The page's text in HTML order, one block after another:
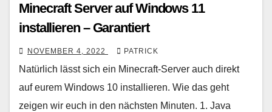
Minecraft Server auf Windows 11
installieren – Garantiert
NOVEMBER 4, 2022 PATRICK
Natürlich lässt sich ein Minecraft-Server auch direkt
auf eurem Windows 10 installieren. Wie das geht
zeigen wir euch in den nächsten Minuten. 1. Java